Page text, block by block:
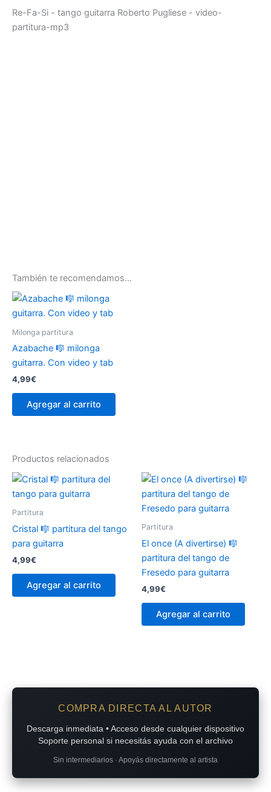
Re-Fa-Si - tango guitarra Roberto Pugliese - video-
partitura-mp3
También te recomendamos…
Milonga partitura
Azabache 🎼 milonga
guitarra. Con video y tab
4,99€
Agregar al carrito
Productos relacionados
Partitura
Cristal 🎼 partitura del tango
para guitarra
4,99€
Agregar al carrito
Partitura
El once (A divertirse) 🎼
partitura del tango de
Fresedo para guitarra
4,99€
Agregar al carrito
COMPRA DIRECTA AL AUTOR
Descarga inmediata • Acceso desde cualquier dispositivo
Soporte personal si necesitás ayuda con el archivo
Sin intermediarios · Apoyás directamente al artista